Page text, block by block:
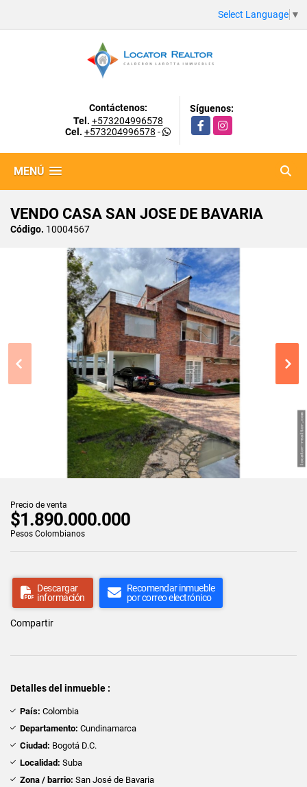
Select Language ▼
Contáctenos:
Tel. +573204996578
Cel. +573204996578 -
Síguenos:
FacebookInstagram
MENÚ
VENDO CASA SAN JOSE DE BAVARIA
Código. 10004567
Precio de venta
$1.890.000.000
Pesos Colombianos
Descargar
información
Recomendar inmueble
por correo electrónico
Compartir
Detalles del inmueble :
País: Colombia
Departamento: Cundinamarca
Ciudad: Bogotá D.C.
Localidad: Suba
Zona / barrio: San José de Bavaria